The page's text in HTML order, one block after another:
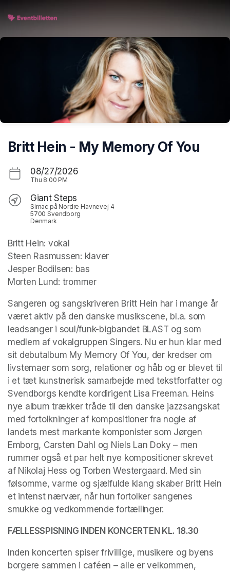
Britt Hein - My Memory Of You
08/27/2026
Thu 8:00 PM
Giant Steps
Simac på Nordre Havnevej 4
5700 Svendborg
Denmark
Britt Hein: vokal
Steen Rasmussen: klaver
Jesper Bodilsen: bas
Morten Lund: trommer
Sangeren og sangskriveren Britt Hein har i mange år
været aktiv på den danske musikscene, bl.a. som
leadsanger i soul/funk-bigbandet BLAST og som
medlem af vokalgruppen Singers. Nu er hun klar med
sit debutalbum My Memory Of You, der kredser om
livstemaer som sorg, relationer og håb og er blevet til
i et tæt kunstnerisk samarbejde med tekstforfatter og
Svendborgs kendte kordirigent Lisa Freeman. Heins
nye album trækker tråde til den danske jazzsangskat
med fortolkninger af kompositioner fra nogle af
landets mest markante komponister som Jørgen
Emborg, Carsten Dahl og Niels Lan Doky – men
rummer også et par helt nye kompositioner skrevet
af Nikolaj Hess og Torben Westergaard. Med sin
følsomme, varme og sjælfulde klang skaber Britt Hein
et intenst nærvær, når hun fortolker sangenes
smukke og vedkommende fortællinger.
FÆLLESSPISNING INDEN KONCERTEN KL. 18.30
Inden koncerten spiser frivillige, musikere og byens
borgere sammen i caféen – alle er velkommen,